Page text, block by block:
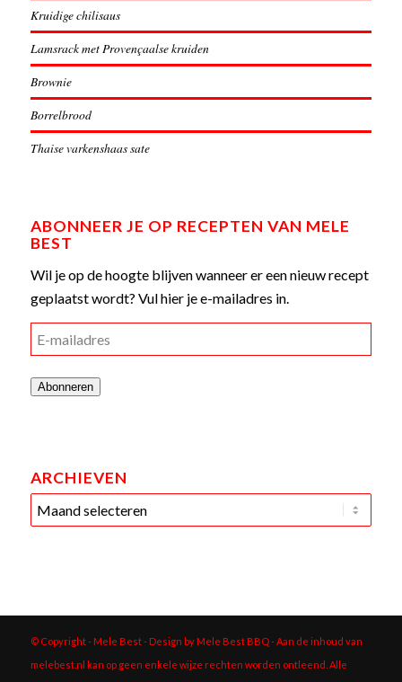
Kruidige chilisaus
Lamsrack met Provençaalse kruiden
Brownie
Borrelbrood
Thaise varkenshaas sate
ABONNEER JE OP RECEPTEN VAN MELE
BEST
Wil je op de hoogte blijven wanneer er een nieuw recept
geplaatst wordt? Vul hier je e-mailadres in.
E-
mailadres
Abonneren
ARCHIEVEN
© Copyright - Mele Best - Design by Mele Best BBQ- Aan de inhoud van
melebest.nl kan op geen enkele wijze rechten worden ontleend. Alle